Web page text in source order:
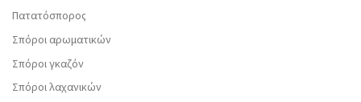
Πατατόσπορος
Σπόροι αρωματικών
Σπόροι γκαζόν
Σπόροι λαχανικών